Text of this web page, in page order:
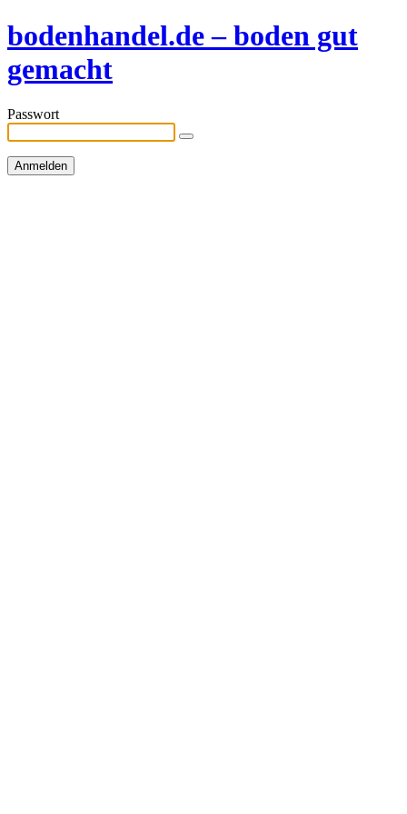
bodenhandel.de – boden gut
gemacht
Passwort